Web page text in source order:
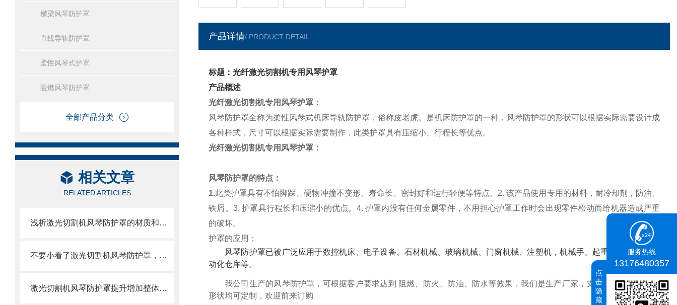
横梁风琴防护罩
直线导轨防护罩
柔性风琴式护罩
阻燃风琴防护罩
全部产品分类
相关文章
RELATED ARTICLES
浅析激光切割机风琴防护罩的材质和结构
不要小看了激光切割机风琴防护罩，它可有不少优势呢
激光切割机风琴防护罩提升增加整体机床的价值
产品详情/ PRODUCT DETAIL
标题：光纤激光切割机专用风琴护罩
产品概述
光纤激光切割机专用风琴护罩 ：
风琴防护罩全称为柔性风琴式机床导轨防护罩，俗称皮老虎。是机床防护罩的一种，风琴防护罩的形状可以根据实际需要设计成
各种样式，尺寸可以根据实际需要制作，此类护罩具有压缩小、行程长等优点。
光纤激光切割机专用风琴护罩 ：
风琴防护罩的特点：
1.此类护罩具有不怕脚踩、硬物冲撞不变形、寿命长、密封好和运行轻便等特点。 2. 该产品使用专用的材料，耐冷却剂，防油、
铁屑。 3. 护罩具行程长和压缩小的优点。 4. 护罩内没有任何金属零件，不用担心护罩工作时会出现零件松动而给机器造成严重
的破坏。
护罩的应用：
风琴防护罩已被广泛应用于数控机床、电子设备、石材机械、玻璃机械、门窗机械、注塑机，机械手、起重运 输设备、自
动化仓库等。
我公司生产的风琴防护罩，可根据客户要求达到 阻燃、防火、防油、防水等效果，我们是生产厂家，支持一件起订，各种
形状均可定制，欢迎前来订购
服务热线
13176480357
点
击
隐
藏